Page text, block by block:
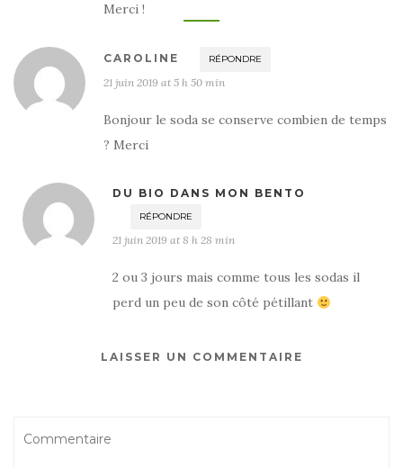
Merci !
CAROLINE RÉPONDRE
21 juin 2019 at 5 h 50 min
Bonjour le soda se conserve combien de temps
? Merci
DU BIO DANS MON BENTO
RÉPONDRE
21 juin 2019 at 8 h 28 min
2 ou 3 jours mais comme tous les sodas il
perd un peu de son côté pétillant
LAISSER UN COMMENTAIRE